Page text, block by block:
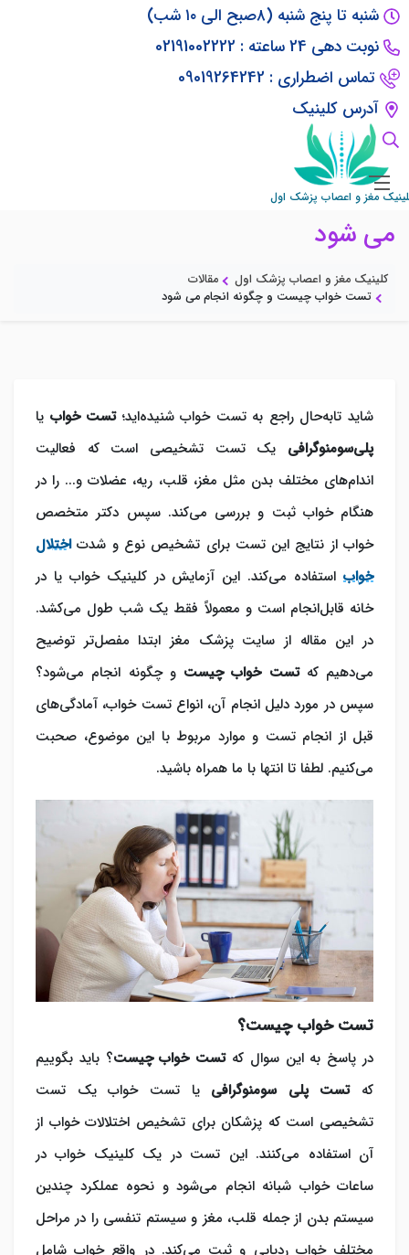
شنبه تا پنج شنبه (۸صبح الی ۱۰ شب)
نوبت دهی 24 ساعته : 02191002222
تماس اضطراری : 09019264242
آدرس کلینیک
مغز و اعصاب پزشک اول
تست خواب چیست و چگونه انجام
می شود
کلینیک مغز و اعصاب پزشک اول
مقالات
تست خواب چیست و چگونه انجام می شود
شاید تابه‌حال راجع به تست خواب شنیده‌اید؛تست خواب یا
پلی‌سومنوگرافی یک تست تشخیصی است که فعالیت
اندام‌های مختلف بدن مثل مغز، قلب، ریه، عضلات و... را در
هنگام خواب ثبت و بررسی می‌کند. سپس دکتر متخصص
خواب از نتایج این تست برای تشخیص نوع و شدتاختلال
خواب استفاده می‌کند. این آزمایش در کلینیک خواب یا در
خانه قابل‌انجام است و معمولاً فقط یک شب طول می‌کشد.
در این مقاله از سایت پزشک مغز ابتدا مفصل‌تر توضیح
می‌دهیم کهتست خواب چیست و چگونه انجام می‌شود؟
سپس در مورد دلیل انجام آن، انواع تست خواب، آمادگی‌های
قبل از انجام تست و موارد مربوط با این موضوع، صحبت
می‌کنیم. لطفا تا انتها با ما همراه باشید.
تست خواب چیست؟
در پاسخ به این سوال کهتست خواب چیست؟ باید بگوییم
کهتست پلی سومنوگرافی یا تست خواب یک تست
تشخیصی است که پزشکان برای تشخیص اختلالات خواب از
آن استفاده می‌کنند. این تست در یک کلینیک خواب در
ساعات خواب شبانه انجام می‌شود و نحوه عملکرد چندین
سیستم بدن از جمله قلب، مغز و سیستم تنفسی را در مراحل
مختلف خواب ردیابی و ثبت می‌کند. در واقع خواب شامل